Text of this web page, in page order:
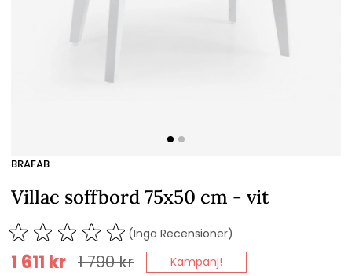
BRAFAB
Villac soffbord 75x50 cm - vit
(Inga Recensioner)
1 790kr
1 611 kr Kampanj!